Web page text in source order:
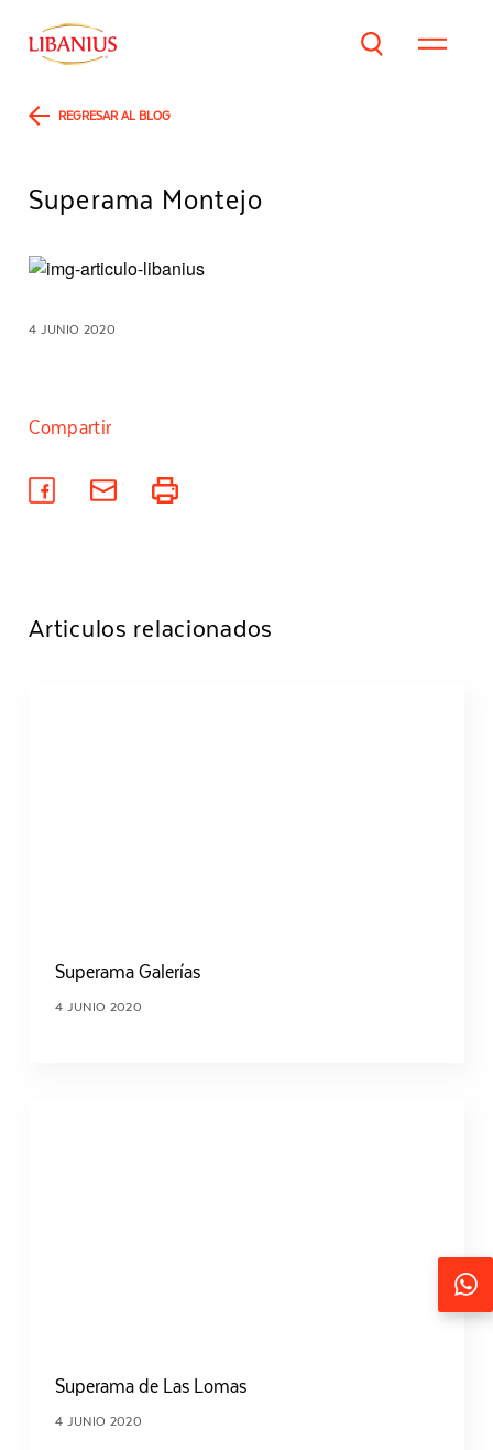
REGRESAR AL BLOG
Superama Montejo
4 JUNIO 2020
Compartir
Articulos relacionados
Superama Galerías
4 JUNIO 2020
Superama de Las Lomas
4 JUNIO 2020